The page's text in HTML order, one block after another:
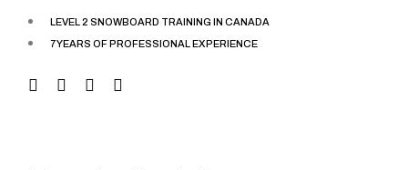
LEVEL 2 SNOWBOARD TRAINING IN CANADA
7 YEARS OF PROFESSIONAL EXPERIENCE